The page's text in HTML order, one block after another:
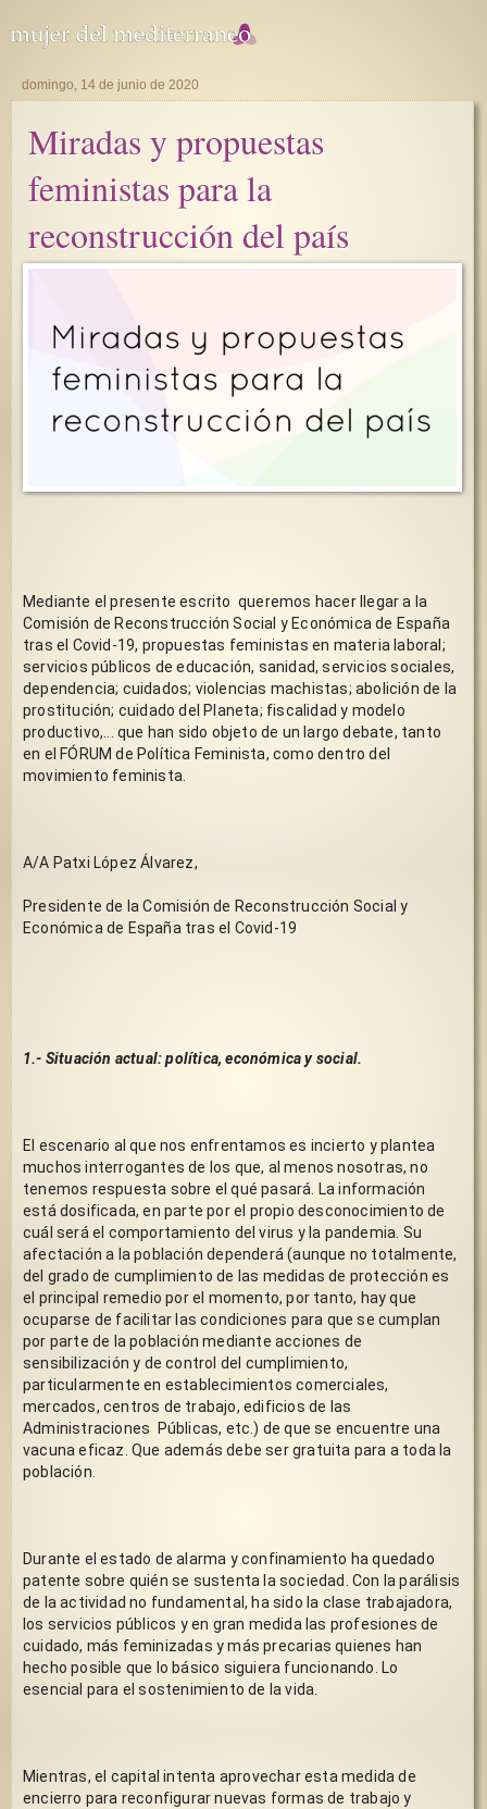
domingo, 14 de junio de 2020
Miradas y propuestas
feministas para la
reconstrucción del país
Mediante el presente escrito  queremos hacer llegar a la
Comisión de Reconstrucción Social y Económica de España
tras el Covid-19, propuestas feministas en materia laboral;
servicios públicos de educación, sanidad, servicios sociales,
dependencia; cuidados; violencias machistas; abolición de la
prostitución; cuidado del Planeta; fiscalidad y modelo
productivo,... que han sido objeto de un largo debate, tanto
en el FÓRUM de Política Feminista, como dentro del
movimiento feminista.
A/A Patxi López Álvarez,
Presidente de la Comisión de Reconstrucción Social y
Económica de España tras el Covid-19
1.- Situación actual: política, económica y social.
El escenario al que nos enfrentamos es incierto y plantea
muchos interrogantes de los que, al menos nosotras, no
tenemos respuesta sobre el qué pasará. La información
está dosificada, en parte por el propio desconocimiento de
cuál será el comportamiento del virus y la pandemia. Su
afectación a la población dependerá (aunque no totalmente,
del grado de cumplimiento de las medidas de protección es
el principal remedio por el momento, por tanto, hay que
ocuparse de facilitar las condiciones para que se cumplan
por parte de la población mediante acciones de
sensibilización y de control del cumplimiento,
particularmente en establecimientos comerciales,
mercados, centros de trabajo, edificios de las
Administraciones  Públicas, etc.) de que se encuentre una
vacuna eficaz. Que además debe ser gratuita para a toda la
población.
Durante el estado de alarma y confinamiento ha quedado
patente sobre quién se sustenta la sociedad. Con la parálisis
de la actividad no fundamental, ha sido la clase trabajadora,
los servicios públicos y en gran medida las profesiones de
cuidado, más feminizadas y más precarias quienes han
hecho posible que lo básico siguiera funcionando. Lo
esencial para el sostenimiento de la vida.
Mientras, el capital intenta aprovechar esta medida de
encierro para reconfigurar nuevas formas de trabajo y